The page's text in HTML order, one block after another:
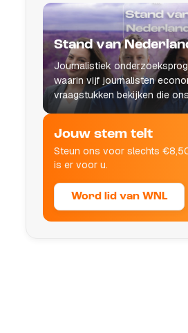
Stand van
Journalistiek
waarin vijf journalisten
vraagstukken bekijken die
leven raken.
Jouw stem telt
Steun ons voor slechts
is er voor u.
Word lid van WNL